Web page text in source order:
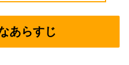
あらすじ